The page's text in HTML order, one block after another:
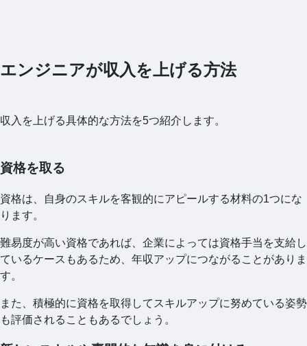
エンジニアが収入を上げる方法
収入を上げる具体的な方法を5つ紹介します。
資格を取る
資格は、自身のスキルを客観的にアピールする材料の1つにな
ります。
難易度が高い資格であれば、企業によっては資格手当を支給し
ているケースもあるため、年収アップにつながることがありま
す。
また、積極的に資格を取得してスキルアップに努めている姿勢
も評価されることもあるでしょう。